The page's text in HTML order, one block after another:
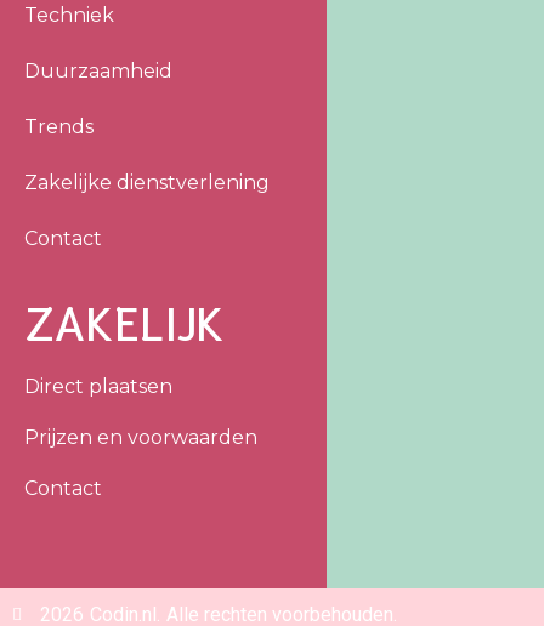
Techniek
Duurzaamheid
Trends
Zakelijke dienstverlening
Contact
ZAKELIJK
Direct plaatsen
Prijzen en voorwaarden
Contact
2026 Codin.nl. Alle rechten voorbehouden.